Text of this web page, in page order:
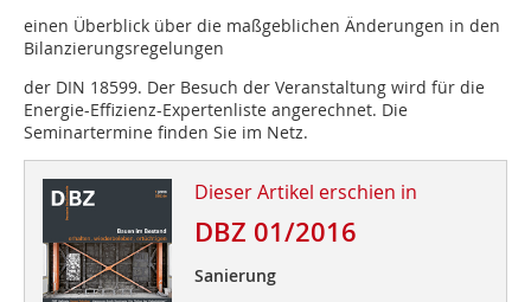
einen Überblick über die maßgeblichen Änderungen in den
Bilanzierungsregelungen
der DIN 18599. Der Besuch der Veranstaltung wird für die
Energie-Effizienz-Expertenliste angerechnet. Die
Seminartermine finden Sie im Netz.
Dieser Artikel erschien in
DBZ 01/2016
Sanierung